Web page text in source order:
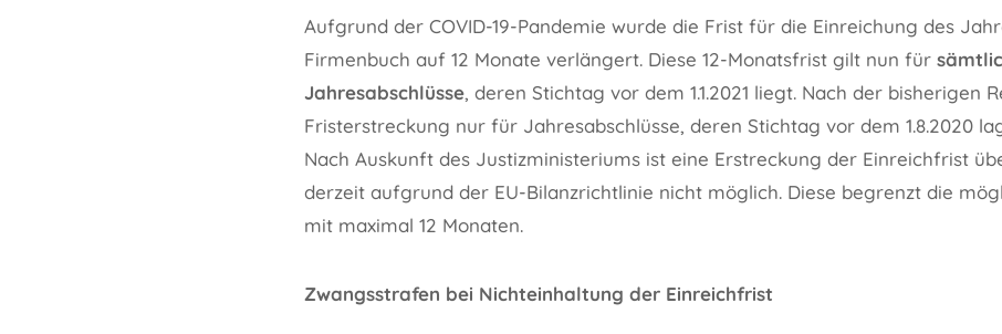
Aufgrund der COVID-19-Pandemie wurde die Frist für die Einreichung des
Firmenbuch auf 12 Monate verlängert. Diese 12-Monatsfrist gilt nun für
Jahresabschlüsse, deren Stichtag vor dem 1.1.2021 liegt. Nach der bisherigen
Fristerstreckung nur für Jahresabschlüsse, deren Stichtag vor dem 1.8.2020
Nach Auskunft des Justizministeriums ist eine Erstreckung der Einreichfrist
derzeit aufgrund der EU-Bilanzrichtlinie nicht möglich. Diese begrenzt die
mit maximal 12 Monaten.
Zwangsstrafen bei Nichteinhaltung der Einreichfrist